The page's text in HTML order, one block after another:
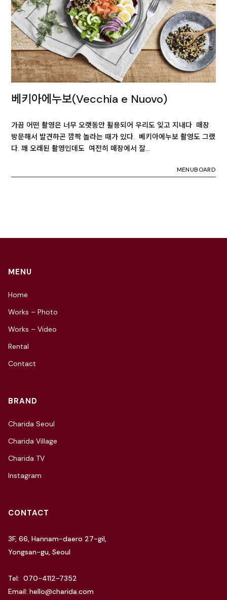
베키아에누보(Vecchia e Nuovo)
가끔 어떤 촬영은 너무 오랫동안 활용되어 우리도 잊고 지내다 매장
방문해서 발견하곤 깜짝 놀라는 때가 있다. 베키아에누보 촬영도 그랬
다. 꽤 오래된 촬영인데도 여전히 매장에서 잘…
MENUBOARD
MENU
Home
Works – Photo
Works – Video
Rental
Contact
BRAND
Charida Seoul
Charida Village
Charida TV
Instagram
CONTACT
3F, 66, Hannam-daero 27-gil,
Yongsan-gu, Seoul
Tel: 070-4112-7352
Email: hello@charida.com